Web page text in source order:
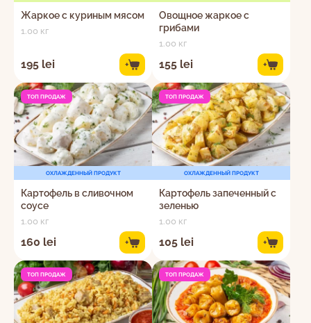
Жаркое с куриным мясом
1.00 кг
195 lei +
Овощное жаркое с
грибами
1.00 кг
155 lei +
ТОП ПРОДАЖ
ОХЛАЖДЕННЫЙ ПРОДУКТ
Картофель в сливочном
соусе
1.00 кг
160 lei +
ТОП ПРОДАЖ
ОХЛАЖДЕННЫЙ ПРОДУКТ
Картофель запеченный с
зеленью
1.00 кг
105 lei +
ТОП ПРОДАЖ ТОП ПРОДАЖ